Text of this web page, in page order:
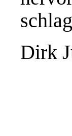
Dirk